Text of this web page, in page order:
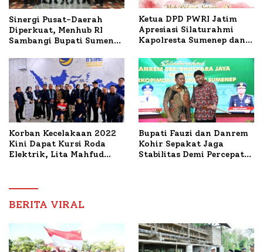
Sinergi Pusat-Daerah
Diperkuat, Menhub RI
Sambangi Bupati Sumenep
Mutiara Sentosa II
Ketua DPD PWRI Jatim
Apresiasi Silaturahmi
Kapolresta Sumenep dan
Ideal Polri-Pers
Korban Kecelakaan 2022
Kini Dapat Kursi Roda
Elektrik, Lita Mahfud
Nabil
Bupati Fauzi dan Danrem
Kohir Sepakat Jaga
Stabilitas Demi Percepat
BERITA VIRAL